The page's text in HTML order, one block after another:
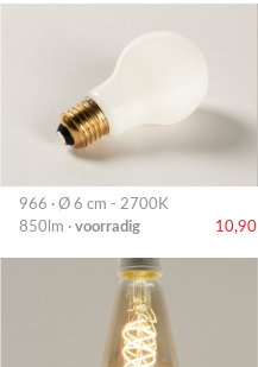
966 · Ø 6 cm - 2700K
850lm · voorradig 10,90